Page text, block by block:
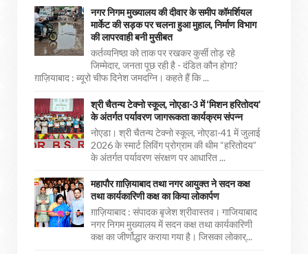
नगर निगम मुख्यालय की दीवार के समीप कॉमर्शियल
मार्केट की सड़क पर चलना हुआ मुहाल, निर्माण विभाग
की लापरवाही बनी मुसीबत
कर्तव्यनिष्ठा को ताक पर रखकर कुर्सी तोड़ रहे
जिम्मेदार, जनता पूछ रही है - दंडित कौन होगा?
ग़ाज़ियाबाद : ब्यूरो चीफ दिनेश जमदग्नि। कहते हैं कि ...
श्री चैतन्य टेक्नो स्कूल, नोएडा-3 में ‘मिशन हरितोदय’
के अंतर्गत पर्यावरण जागरूकता कार्यक्रम संपन्न
नोएडा। श्री चैतन्य टेक्नो स्कूल, नोएडा-41 में जुलाई
2026 के स्मार्ट लिविंग प्रोग्राम की थीम “हरितोदय”
के अंतर्गत पर्यावरण संरक्षण पर आधारित ...
महापौर ग़ाज़ियाबाद तथा नगर आयुक्त ने सदन कक्ष
तथा कार्यकारिणी कक्ष का किया लोकार्पण
ग़ाज़ियाबाद : संपादक बृजेश श्रीवास्तव। गाजियाबाद
नगर निगम मुख्यालय में सदन कक्ष तथा कार्यकारिणी
कक्ष का जीर्णोद्धार कराया गया है। जिसका लोकार्...